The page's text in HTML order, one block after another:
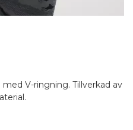
V-ringning. Tillverkad av